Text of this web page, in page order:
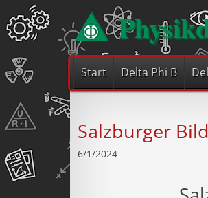
Start Delta Phi B
Salzburger
6/1/2024